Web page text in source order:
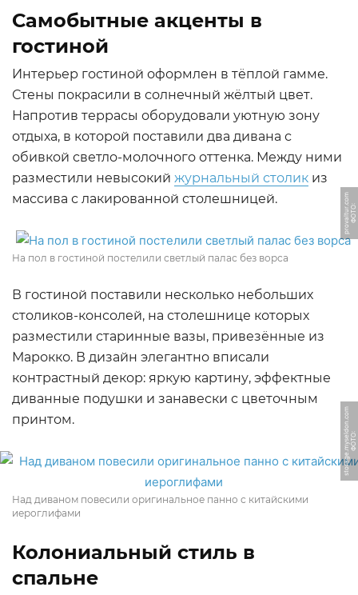
Самобытные акценты в
гостиной
Интерьер гостиной оформлен в тёплой гамме.
Стены покрасили в солнечный жёлтый цвет.
Напротив террасы оборудовали уютную зону
отдыха, в которой поставили два дивана с
обивкой светло-молочного оттенка. Между ними
разместили невысокий журнальный столик из
массива с лакированной столешницей.
Ф
О
Т
О:
p
r
o
v
al
t
u
r.
c
o
m
На пол в гостиной постелили светлый палас без ворса
В гостиной поставили несколько небольших
столиков-консолей, на столешнице которых
разместили старинные вазы, привезённые из
Марокко. В дизайн элегантно вписали
контрастный декор: яркую картину, эффектные
диванные подушки и занавески с цветочным
принтом.
Ф
О
Т
О:
s
t
o
r
a
g
e.
m
y
s
el
d
o
n.
c
o
m
Над диваном повесили оригинальное панно с китайскими
иероглифами
Колониальный стиль в
спальне